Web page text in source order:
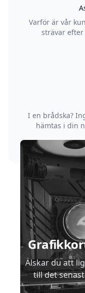
Varför är vår
strävar
I en brådska?
hämtas i din
Älskar du att
till det